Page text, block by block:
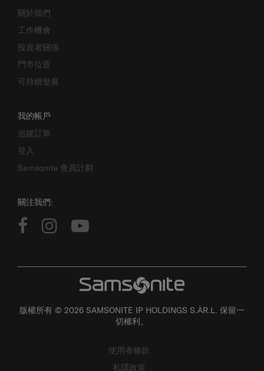
關於我們
工作機會
投資者關係
門市位置
可持續發展
我的帳戶
追蹤訂單
登入
Samsonite 會員計劃
關注我們:
版權所有 © 2026 SAMSONITE IP HOLDINGS S.ÀR.L. 保留一
切權利。
使用者條款
私隱政策